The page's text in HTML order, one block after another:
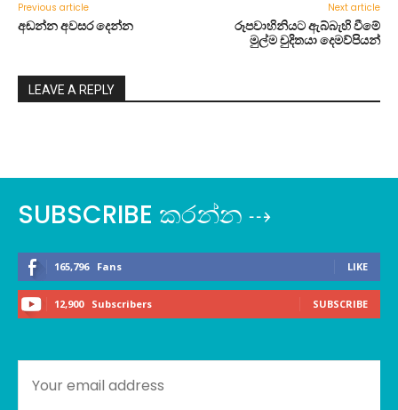
Previous article
අඬන්න අවසර දෙන්න
Next article
රූපවාහිනියට ඇබ්බැහි වීමේ
මුල්ම චුදිතයා දෙමව්පියන්
LEAVE A REPLY
SUBSCRIBE කරන්න ⇢
165,796 Fans LIKE
12,900 Subscribers SUBSCRIBE